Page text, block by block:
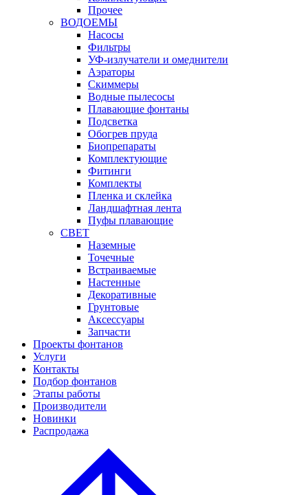
Прочее
ВОДОЕМЫ
Насосы
Фильтры
УФ-излучатели и омеднители
Аэраторы
Cкиммеры
Водные пылесосы
Плавающие фонтаны
Подсветка
Обогрев пруда
Биопрепараты
Комплектующие
Фитинги
Комплекты
Пленка и склейка
Ландшафтная лента
Пуфы плавающие
СВЕТ
Наземные
Точечные
Встраиваемые
Настенные
Декоративные
Грунтовые
Аксессуары
Запчасти
Проекты фонтанов
Услуги
Контакты
Подбор фонтанов
Этапы работы
Производители
Новинки
Распродажа